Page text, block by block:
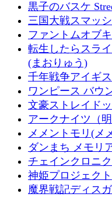
黒子のバスケ
三国大戦スマッ
ファントムオブ
転生したらスラ
(まおりゅう)
千年戦争アイギス
ワンピース バウ
文豪ストレイド
アークナイツ（明
メメントモリ(メ
ダンまち メモリ
チェインクロニ
神姫プロジェクト
魔界戦記ディス